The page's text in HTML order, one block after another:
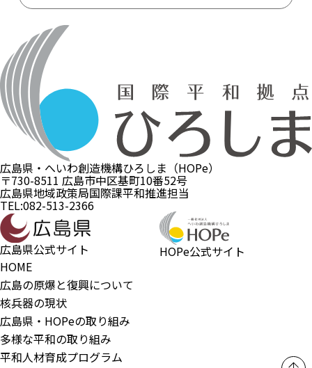
広島県・へいわ創造機構ひろしま（HOPe）
〒730-8511 広島市中区基町10番52号
広島県地域政策局国際課平和推進担当
TEL:082-513-2366
広島県公式サイト
HOPe公式サイト
HOME
広島の原爆と復興について
核兵器の現状
広島県・HOPeの取り組み
多様な平和の取り組み
平和人材育成プログラム